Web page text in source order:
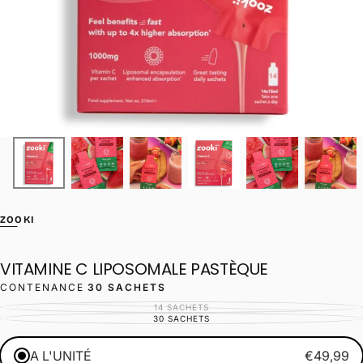
ZOOKI
VITAMINE C LIPOSOMALE PASTÈQUE
CONTENANCE 30 SACHETS
14 SACHETS
VARIANTE
ÉPUISÉE
OU
INDISPONIBLE
30 SACHETS
VARIANTE
OU
A L'UNITÉ €49,99